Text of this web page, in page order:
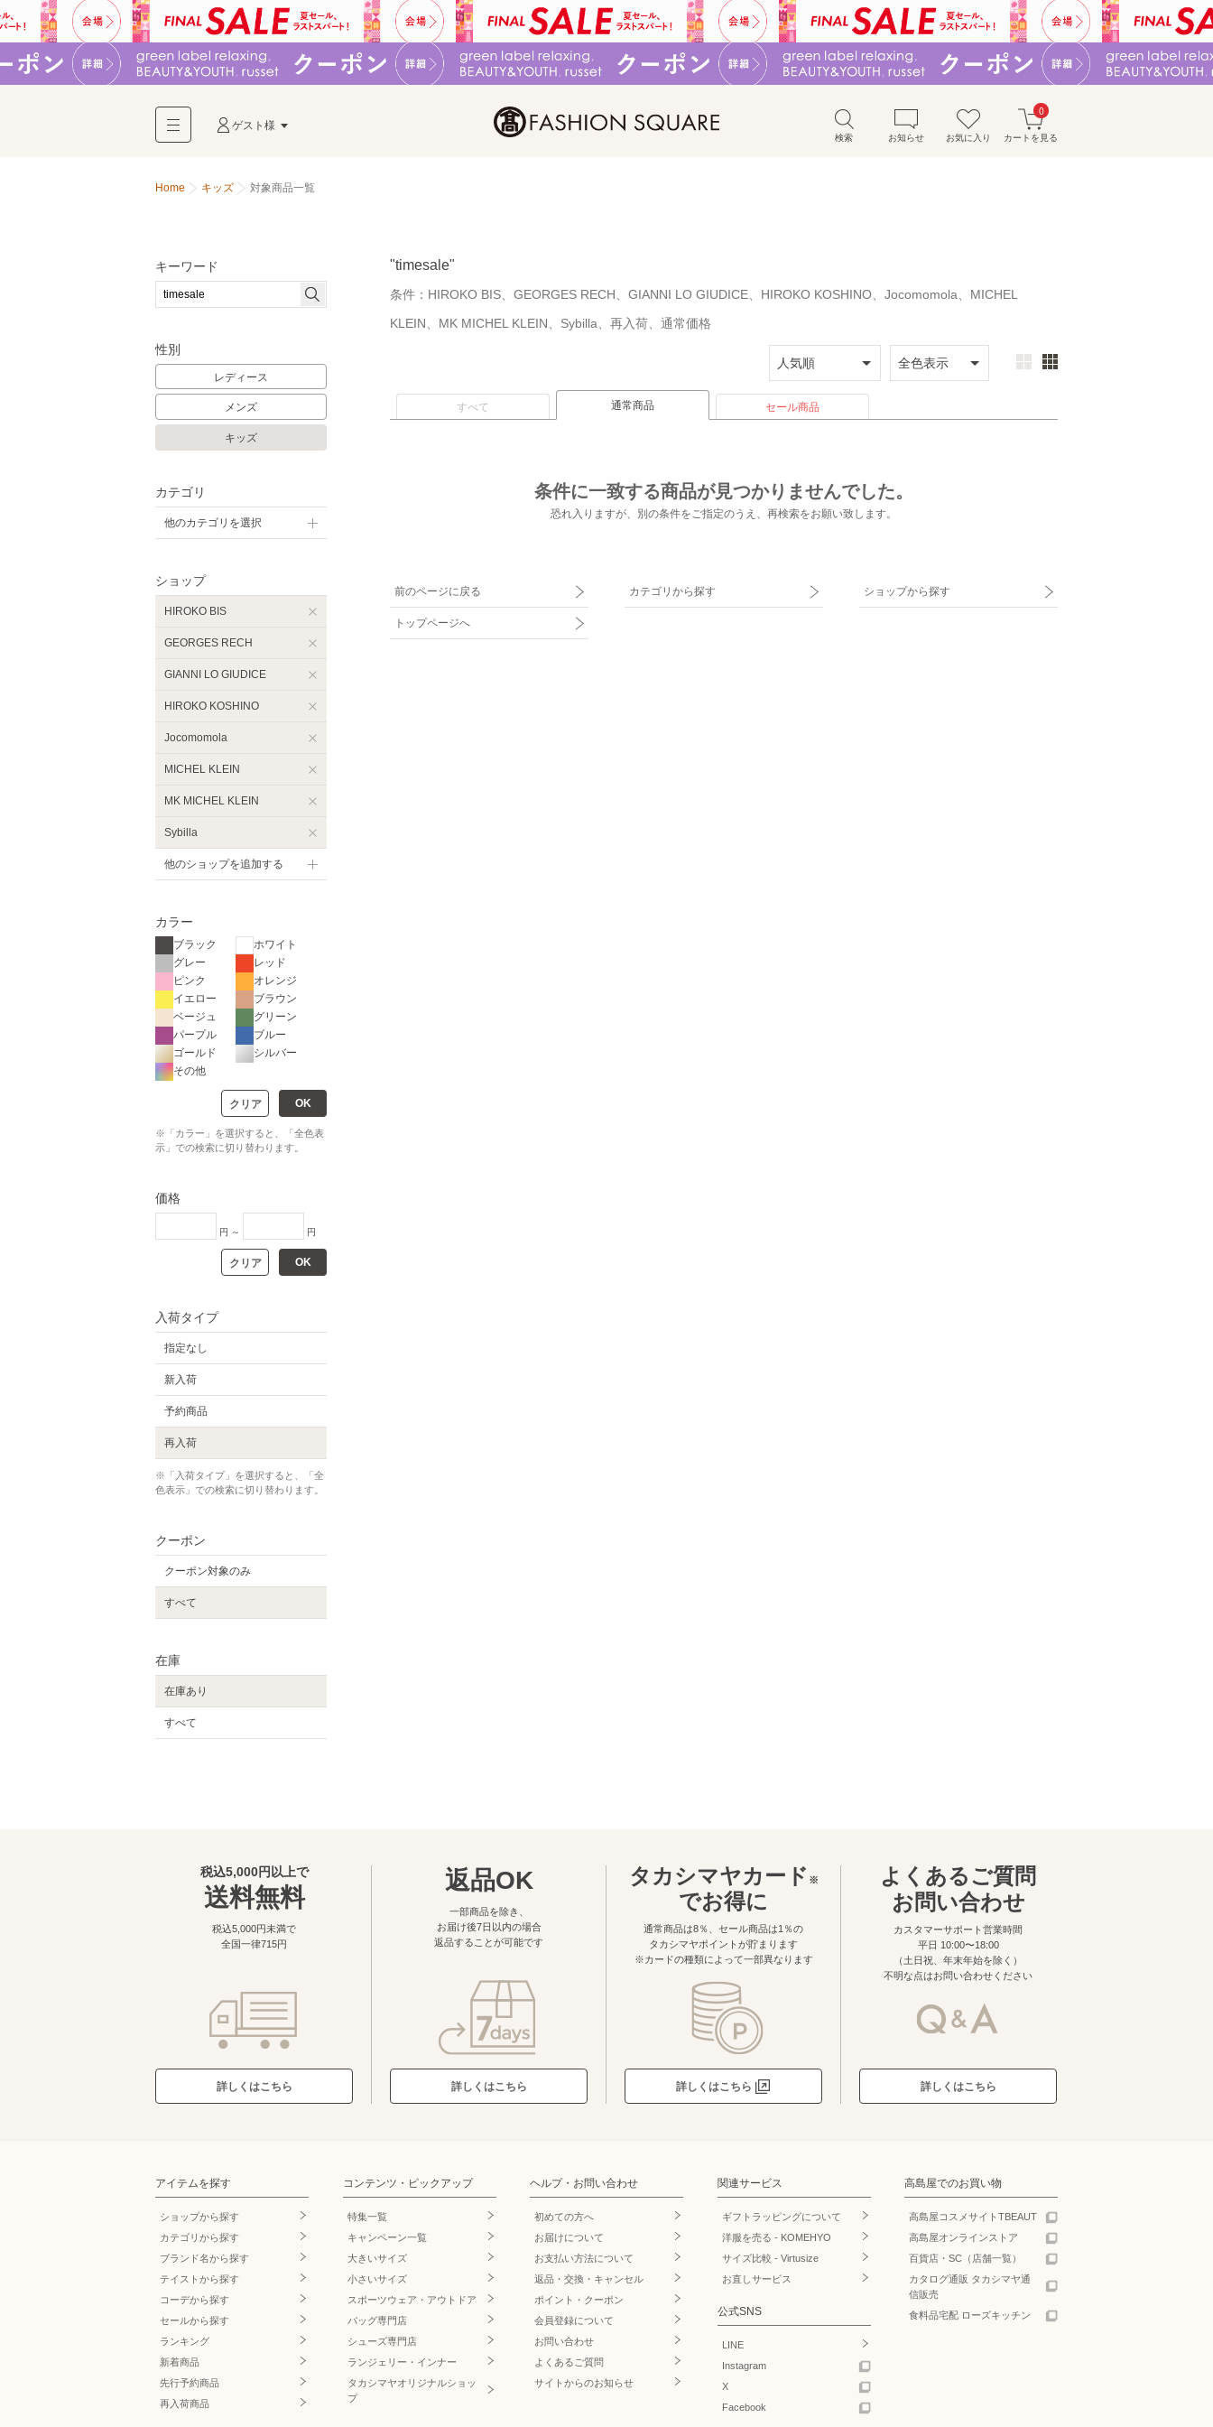
ゲスト様
検索 お知らせ お気に入り カートを見る
0
Home キッズ 対象商品一覧
"timesale"
条件： HIROKO BIS、GEORGES RECH、GIANNI LO GIUDICE、HIROKO KOSHINO、Jocomomola、MICHEL
KLEIN、MK MICHEL KLEIN、Sybilla、再入荷、通常価格
すべて 通常商品 セール商品
条件に一致する商品が見つかりませんでした。
恐れ入りますが、別の条件をご指定のうえ、 再検索をお願い致します。
前のページに戻る カテゴリから探す ショップから探す
トップページへ
キーワード
性別
レディース
メンズ
キッズ
カテゴリ
他のカテゴリを選択
ショップ
HIROKO BIS
GEORGES RECH
GIANNI LO GIUDICE
HIROKO KOSHINO
Jocomomola
MICHEL KLEIN
MK MICHEL KLEIN
Sybilla
他のショップを追加する
カラー
ブラック
ホワイト
グレー
レッド
ピンク
オレンジ
イエロー
ブラウン
ベージュ
グリーン
パープル
ブルー
ゴールド
シルバー
その他
クリア OK
※「カラー」を選択すると、「全色表
示」での検索に切り替わります。
価格
円 ～ 円
クリア OK
入荷タイプ
指定なし
新入荷
予約商品
再入荷
※「入荷タイプ」を選択すると、「全
色表示」での検索に切り替わります。
クーポン
クーポン対象のみ
すべて
在庫
在庫あり
すべて
税込5,000円以上で
送料無料
税込5,000円未満で
全国一律715円
詳しくはこちら
返品OK
一部商品を除き、
お届け後7日以内の場合
返品することが可能です
詳しくはこちら
タカシマヤカード ※
でお得に
通常商品は8％、セール商品は1％の
タカシマヤポイントが貯まります
※カードの種類によって一部異なります
詳しくはこちら
よくあるご質問
お問い合わせ
カスタマーサポート営業時間
平日 10:00〜18:00
（土日祝、年末年始を除く）
不明な点はお問い合わせください
詳しくはこちら
アイテムを探す
ショップから探す
カテゴリから探す
ブランド名から探す
テイストから探す
コーデから探す
セールから探す
ランキング
新着商品
先行予約商品
再入荷商品
コンテンツ・ピックアップ
特集一覧
キャンペーン一覧
大きいサイズ
小さいサイズ
スポーツウェア・アウトドア
バッグ専門店
シューズ専門店
ランジェリー・インナー
タカシマヤオリジナルショッ
プ
ヘルプ・お問い合わせ
初めての方へ
お届けについて
お支払い方法について
返品・交換・キャンセル
ポイント・クーポン
会員登録について
お問い合わせ
よくあるご質問
サイトからのお知らせ
関連サービス
ギフトラッピングについて
洋服を売る - KOMEHYO
サイズ比較 - Virtusize
お直しサービス
公式SNS
LINE
Instagram
X
Facebook
高島屋でのお買い物
高島屋コスメサイトTBEAUT
高島屋オンラインストア
百貨店・SC（店舗一覧）
カタログ通販 タカシマヤ通
信販売
食料品宅配 ローズキッチン